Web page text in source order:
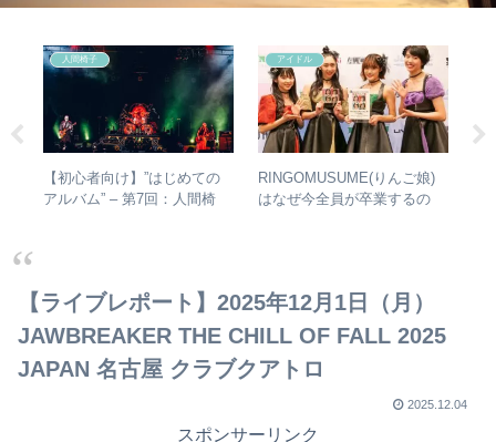
人間椅子
【初心者向け】”はじめての
アルバム” – 第7回：人間椅
アイドル
RINGOMUSUME(りんご娘)
はなぜ今全員が卒業するの
【ライブレポート】2025年12月1日（月）
JAWBREAKER THE CHILL OF FALL 2025
JAPAN 名古屋 クラブクアトロ
2025.12.04
スポンサーリンク